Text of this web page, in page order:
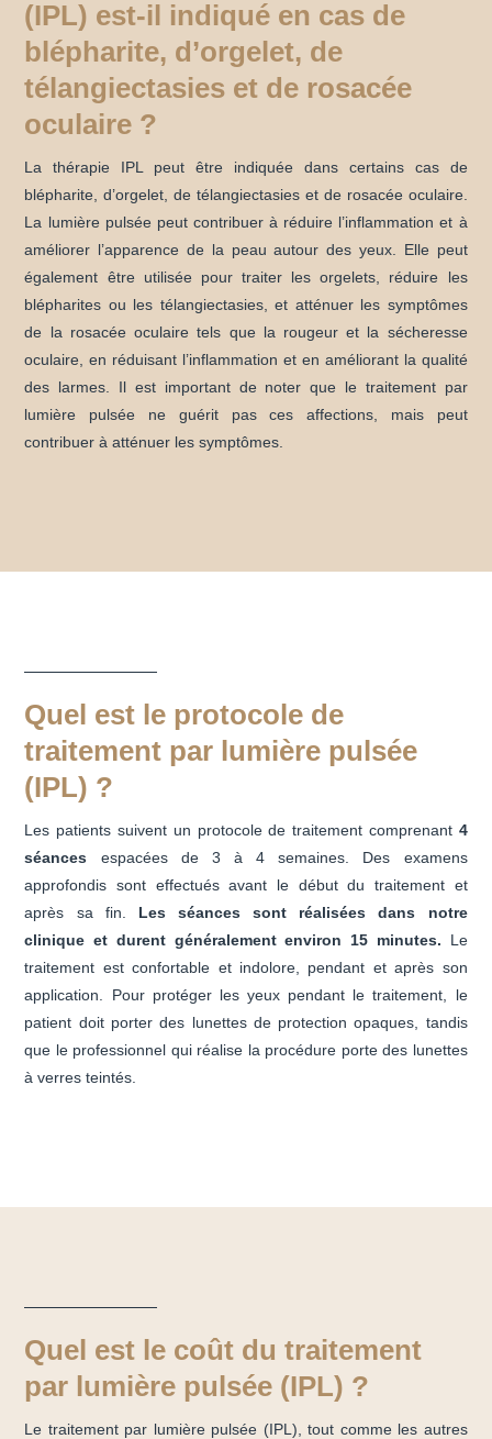
(IPL) est-il indiqué en cas de
blépharite, d’orgelet, de
télangiectasies et de rosacée
oculaire ?
La thérapie IPL peut être indiquée dans certains cas de
blépharite, d’orgelet, de télangiectasies et de rosacée oculaire.
La lumière pulsée peut contribuer à réduire l’inflammation et à
améliorer l’apparence de la peau autour des yeux. Elle peut
également être utilisée pour traiter les orgelets, réduire les
blépharites ou les télangiectasies, et atténuer les symptômes
de la rosacée oculaire tels que la rougeur et la sécheresse
oculaire, en réduisant l’inflammation et en améliorant la qualité
des larmes. Il est important de noter que le traitement par
lumière pulsée ne guérit pas ces affections, mais peut
contribuer à atténuer les symptômes.
Quel est le protocole de
traitement par lumière pulsée
(IPL) ?
Les patients suivent un protocole de traitement comprenant 4
séances espacées de 3 à 4 semaines. Des examens
approfondis sont effectués avant le début du traitement et
après sa fin. Les séances sont réalisées dans notre
clinique et durent généralement environ 15 minutes. Le
traitement est confortable et indolore, pendant et après son
application. Pour protéger les yeux pendant le traitement, le
patient doit porter des lunettes de protection opaques, tandis
que le professionnel qui réalise la procédure porte des lunettes
à verres teintés.
Quel est le coût du traitement
par lumière pulsée (IPL) ?
Le traitement par lumière pulsée (IPL), tout comme les autres